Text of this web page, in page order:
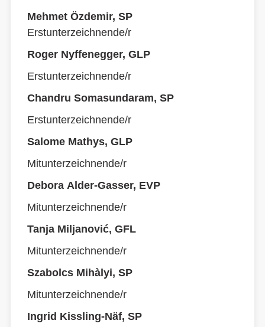
Mehmet Özdemir, SP
Erstunterzeichnende/r
Roger Nyffenegger, GLP
Erstunterzeichnende/r
Chandru Somasundaram, SP
Erstunterzeichnende/r
Salome Mathys, GLP
Mitunterzeichnende/r
Debora Alder-Gasser, EVP
Mitunterzeichnende/r
Tanja Miljanović, GFL
Mitunterzeichnende/r
Szabolcs Mihàlyi, SP
Mitunterzeichnende/r
Ingrid Kissling-Näf, SP